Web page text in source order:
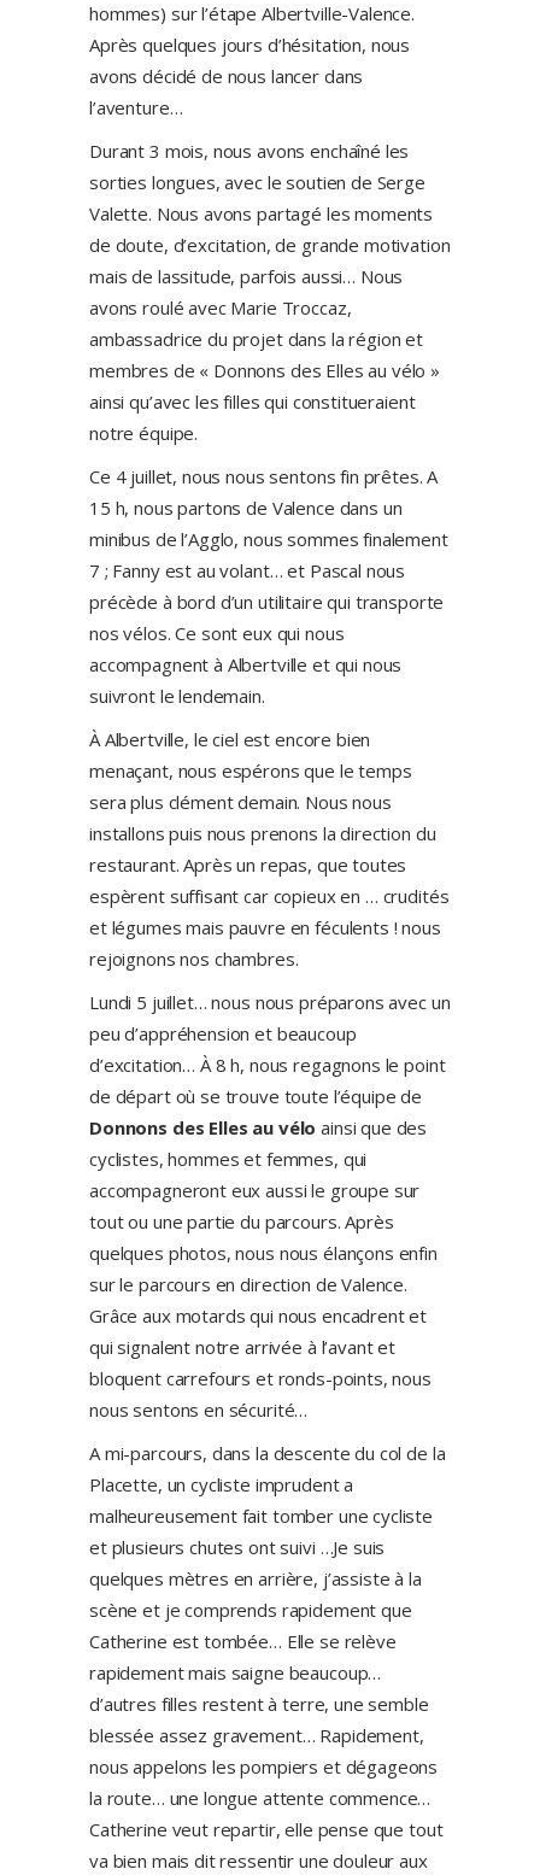
hommes) sur l’étape Albertville-Valence.
Après quelques jours d’hésitation, nous
avons décidé de nous lancer dans
l’aventure…
Durant 3 mois, nous avons enchaîné les
sorties longues, avec le soutien de Serge
Valette. Nous avons partagé les moments
de doute, d’excitation, de grande motivation
mais de lassitude, parfois aussi… Nous
avons roulé avec Marie Troccaz,
ambassadrice du projet dans la région et
membres de « Donnons des Elles au vélo »
ainsi qu’avec les filles qui constitueraient
notre équipe.
Ce 4 juillet, nous nous sentons fin prêtes. A
15 h, nous partons de Valence dans un
minibus de l’Agglo, nous sommes finalement
7 ; Fanny est au volant… et Pascal nous
précède à bord d’un utilitaire qui transporte
nos vélos. Ce sont eux qui nous
accompagnent à Albertville et qui nous
suivront le lendemain.
À Albertville, le ciel est encore bien
menaçant, nous espérons que le temps
sera plus clément demain. Nous nous
installons puis nous prenons la direction du
restaurant. Après un repas, que toutes
espèrent suffisant car copieux en … crudités
et légumes mais pauvre en féculents ! nous
rejoignons nos chambres.
Lundi 5 juillet… nous nous préparons avec un
peu d’appréhension et beaucoup
d’excitation… À 8 h, nous regagnons le point
de départ où se trouve toute l’équipe de
Donnons des Elles au vélo ainsi que des
cyclistes, hommes et femmes, qui
accompagneront eux aussi le groupe sur
tout ou une partie du parcours. Après
quelques photos, nous nous élançons enfin
sur le parcours en direction de Valence.
Grâce aux motards qui nous encadrent et
qui signalent notre arrivée à l’avant et
bloquent carrefours et ronds-points, nous
nous sentons en sécurité…
A mi-parcours, dans la descente du col de la
Placette, un cycliste imprudent a
malheureusement fait tomber une cycliste
et plusieurs chutes ont suivi …Je suis
quelques mètres en arrière, j’assiste à la
scène et je comprends rapidement que
Catherine est tombée… Elle se relève
rapidement mais saigne beaucoup…
d’autres filles restent à terre, une semble
blessée assez gravement… Rapidement,
nous appelons les pompiers et dégageons
la route… une longue attente commence…
Catherine veut repartir, elle pense que tout
va bien mais dit ressentir une douleur aux